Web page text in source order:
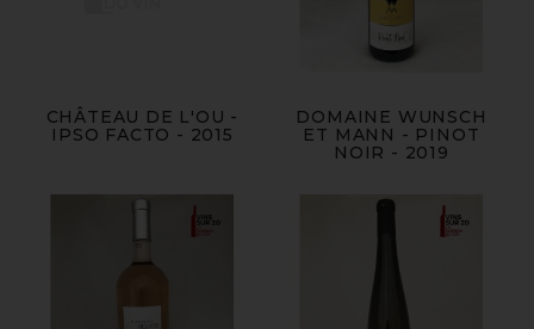
CHÂTEAU DE L'OU -
IPSO FACTO - 2015
DOMAINE WUNSCH
ET MANN - PINOT
NOIR - 2019